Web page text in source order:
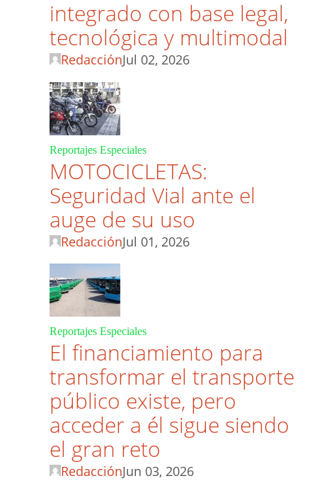
integrado con base legal,
tecnológica y multimodal
RedacciónJul 02, 2026
Reportajes Especiales
MOTOCICLETAS:
Seguridad Vial ante el
auge de su uso
RedacciónJul 01, 2026
Reportajes Especiales
El financiamiento para
transformar el transporte
público existe, pero
acceder a él sigue siendo
el gran reto
RedacciónJun 03, 2026